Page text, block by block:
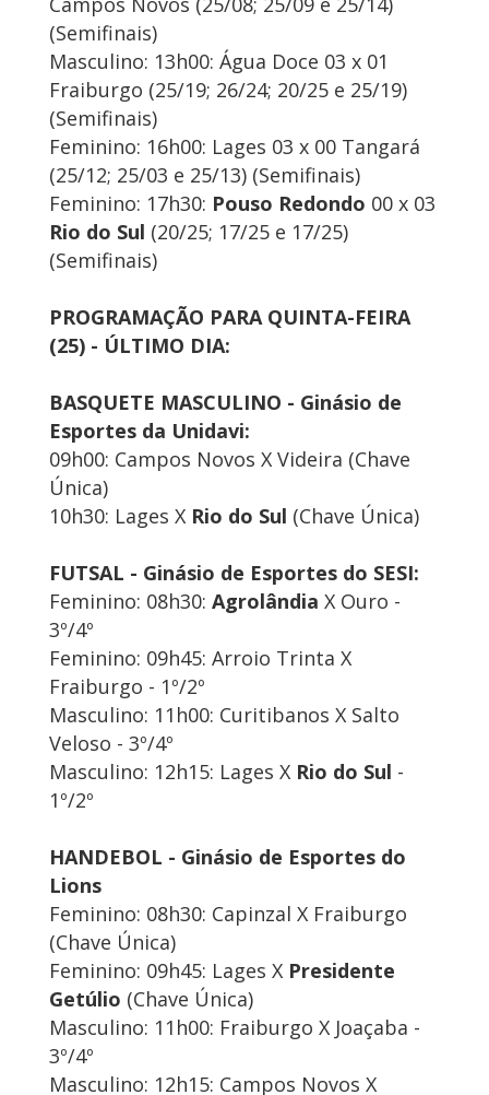
(Semifinais)
Masculino: 13h00: Água Doce 03 x 01
Fraiburgo (25/19; 26/24; 20/25 e 25/19)
(Semifinais)
Feminino: 16h00: Lages 03 x 00 Tangará
(25/12; 25/03 e 25/13) (Semifinais)
Feminino: 17h30: Pouso Redondo 00 x 03
Rio do Sul (20/25; 17/25 e 17/25)
(Semifinais)
PROGRAMAÇÃO PARA QUINTA-FEIRA
(25) - ÚLTIMO DIA:
BASQUETE MASCULINO - Ginásio de
Esportes da Unidavi:
09h00: Campos Novos X Videira (Chave
Única)
10h30: Lages X Rio do Sul (Chave Única)
FUTSAL - Ginásio de Esportes do SESI:
Feminino: 08h30: Agrolândia X Ouro -
3º/4º
Feminino: 09h45: Arroio Trinta X
Fraiburgo - 1º/2º
Masculino: 11h00: Curitibanos X Salto
Veloso - 3º/4º
Masculino: 12h15: Lages X Rio do Sul -
1º/2º
HANDEBOL - Ginásio de Esportes do
Lions
Feminino: 08h30: Capinzal X Fraiburgo
(Chave Única)
Feminino: 09h45: Lages X Presidente
Getúlio (Chave Única)
Masculino: 11h00: Fraiburgo X Joaçaba -
3º/4º
Masculino: 12h15: Campos Novos X